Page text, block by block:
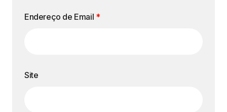
Endereço de Email *
Site